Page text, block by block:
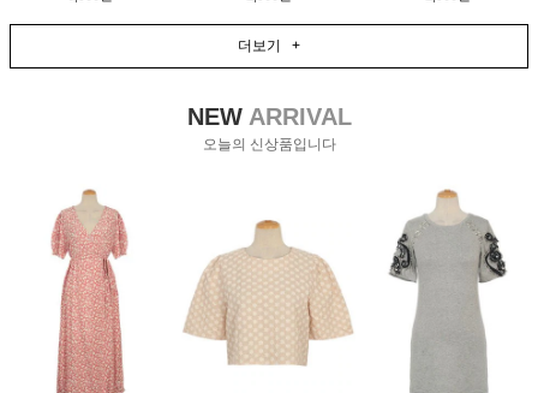
더보기 +
NEWARRIVAL
오늘의 신상품입니다